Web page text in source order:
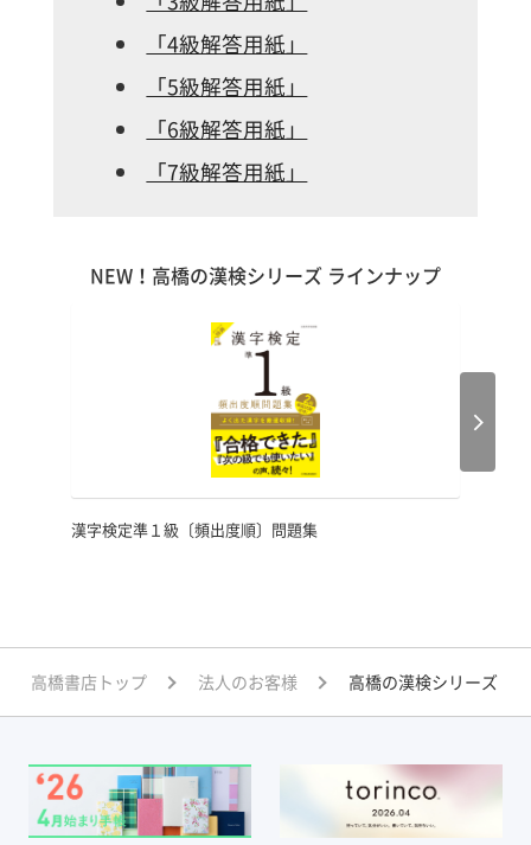
「4級解答用紙」
「5級解答用紙」
「6級解答用紙」
「7級解答用紙」
NEW！高橋の漢検シリーズ ラインナップ
漢字検定準１級〔頻出度順〕問題集
高橋書店トップ 法人のお客様 高橋の漢検シリーズ